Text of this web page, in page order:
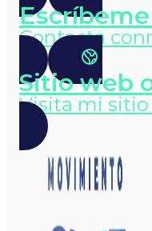
Contacta
Sitio web
Visita mi sitio